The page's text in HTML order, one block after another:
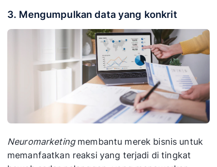
3. Mengumpulkan data yang konkrit
Neuromarketing membantu merek bisnis untuk
memanfaatkan reaksi yang terjadi di tingkat